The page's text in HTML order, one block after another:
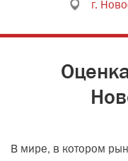
г.
В мире, в котором